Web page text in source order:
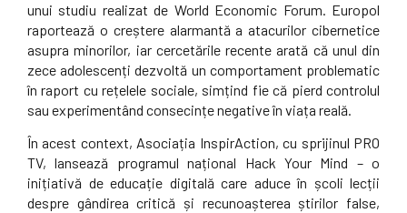
unui studiu realizat de World Economic Forum. Europol
raportează o creștere alarmantă a atacurilor cibernetice
asupra minorilor, iar cercetările recente arată că unul din
zece adolescenți dezvoltă un comportament problematic
în raport cu rețelele sociale, simțind fie că pierd controlul
sau experimentând consecințe negative în viața reală.
În acest context, Asociația InspirAction, cu sprijinul PRO
TV, lansează programul național Hack Your Mind – o
inițiativă de educație digitală care aduce în școli lecții
despre gândirea critică și recunoașterea știrilor false,